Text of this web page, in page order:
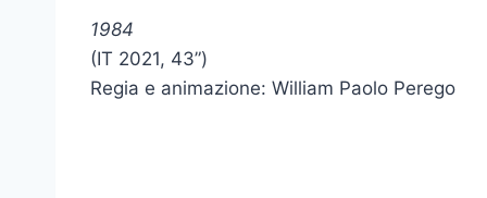
1984
(IT 2021, 43”)
Regia e animazione: William Paolo Perego